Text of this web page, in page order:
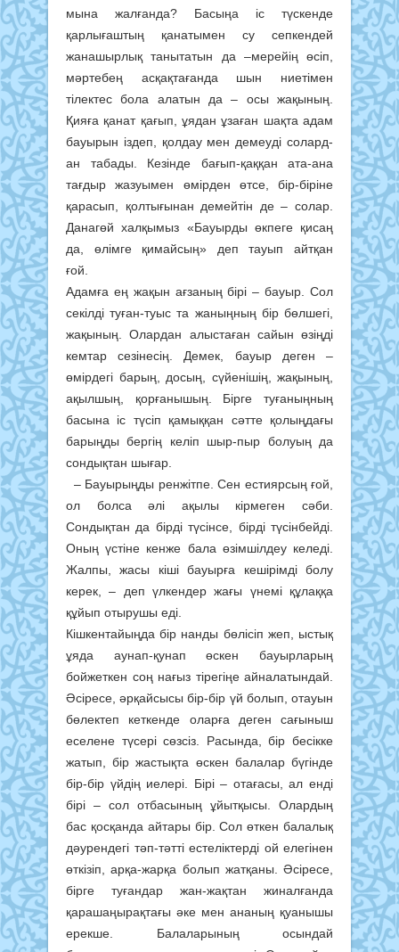
мына жалғанда? Басыңа іс түскенде
қарлығаштың қанатымен су сепкендей
жанашырлық танытатын да –мерейің өсіп,
мәртебең асқақтағанда шын ниетімен
тілектес бола алатын да – осы жақының.
Қияға қанат қағып, ұядан ұзаған шақта адам
бауырын іздеп, қолдау мен демеуді солард­
ан табады. Кезінде бағып-қаққан ата-ана
тағдыр жазуымен өмір­ден өтсе, бір-біріне
қарасып, қолтығынан демейтін де – солар.
Данагөй халқымыз «Бауырды өкпеге қисаң
да, өлімге қимайсың» деп тауып айтқан
ғой.
Адамға ең жақын ағзаның бірі – бауыр. Сол
секілді туған-туыс та жаныңның бір бөлшегі,
жақының. Олардан алыстаған сайын өзіңді
кемтар сезінесің. Демек, бауыр деген –
өмірдегі барың, досың, сүйенішің, жақының,
ақылшың, қорғанышың. Бірге туғаныңның
басына іс түсіп қамыққан сәтте қолыңдағы
барыңды бергің келіп шыр-пыр болуың да
сондықтан шығар.
– Бауырыңды ренжітпе. Сен естиярсың ғой,
ол болса әлі ақылы кірмеген сәби.
Сондықтан да бірді түсінсе, бірді түсінбейді.
Оның үстіне кенже бала өзімшілдеу келеді.
Жалпы, жасы кіші бауырға кешірімді болу
керек, – деп үлкендер жағы үнемі құлаққа
құйып отырушы еді.
Кішкентайыңда бір нанды бөлісіп жеп, ыстық
ұяда аунап-қунап өскен бауырларың
бойжеткен соң нағыз тірегіңе айналатындай.
Әсіресе, әрқайсысы бір-бір үй болып, отауын
бөлектеп кеткенде оларға деген сағыныш
еселене түсері сөзсіз. Расында, бір бесікке
жатып, бір жастықта өскен балалар бүгінде
бір-бір үйдің иелері. Бірі – отағасы, ал енді
бірі – сол отбасының ұйытқысы. Олардың
бас қосқанда айтары бір. Сол өткен балалық
дәурендегі тәп-тәтті естеліктерді ой елегінен
өткізіп, арқа-жарқа болып жатқаны. Әсіресе,
бірге туғандар жан-жақтан жиналғанда
қарашаңырақтағы әке мен ананың қуанышы
ерекше. Балаларының осындай